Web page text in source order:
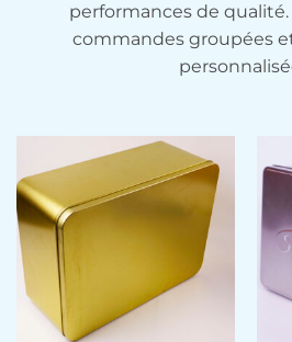
performances de
commandes groupées